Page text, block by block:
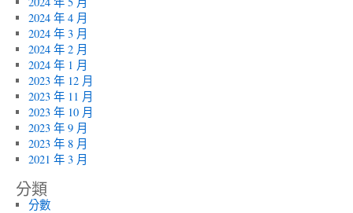
2024 年 4 月
2024 年 3 月
2024 年 2 月
2024 年 1 月
2023 年 12 月
2023 年 11 月
2023 年 10 月
2023 年 9 月
2023 年 8 月
2021 年 3 月
分類
分數